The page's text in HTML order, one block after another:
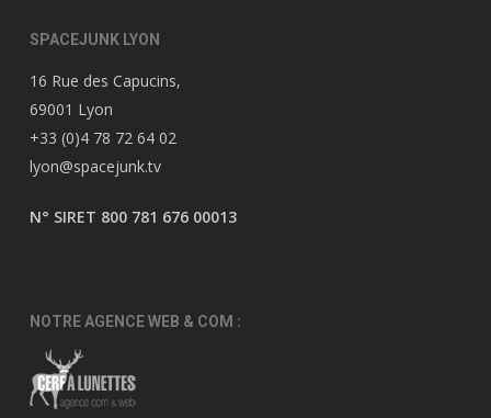
SPACEJUNK LYON
16 Rue des Capucins,
69001 Lyon
+33 (0)4 78 72 64 02
lyon@spacejunk.tv
N° SIRET 800 781 676 00013
NOTRE AGENCE WEB & COM :